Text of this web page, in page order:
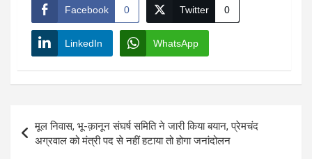
Facebook 0 Twitter 0
LinkedIn WhatsApp
navigation
मूल निवास, भू-क़ानून संघर्ष समिति ने जारी किया बयान, प्रेमचंद
अग्रवाल को मंत्री पद से नहीं हटाया तो होगा जनांदोलन